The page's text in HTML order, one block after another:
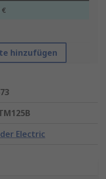
€
hinzufügen
Electric